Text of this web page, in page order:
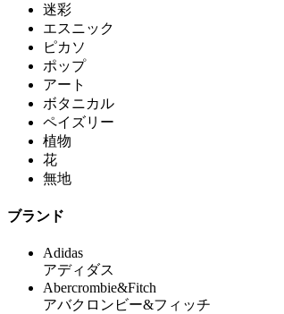
迷彩
エスニック
ピカソ
ポップ
アート
ボタニカル
ペイズリー
植物
花
無地
ブランド
Adidas
アディダス
Abercrombie&Fitch
アバクロンビー&フィッチ